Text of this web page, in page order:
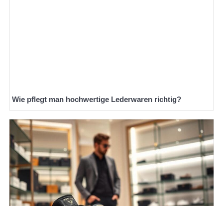
Wie pflegt man hochwertige Lederwaren richtig?